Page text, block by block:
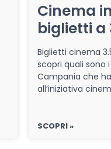
Cinema
biglietti a
Biglietti cinema
scopri quali sono
Campania che
all’iniziativa
SCOPRI »